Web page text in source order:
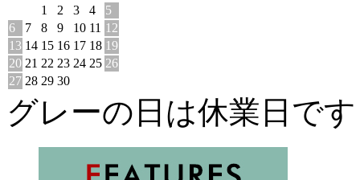
1
2 3 4
5
6
7 8 9 10 11 12
13 14 15 16 17 18 19
20 21 22 23 24 25 26
27 28 29 30
グレーの日は休業日です